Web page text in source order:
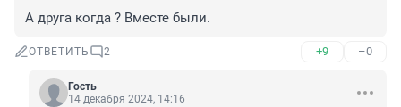
А друга когда ? Вместе были.
ОТВЕТИТЬ 2 +9 –0
Гость
14 декабря 2024, 14:16